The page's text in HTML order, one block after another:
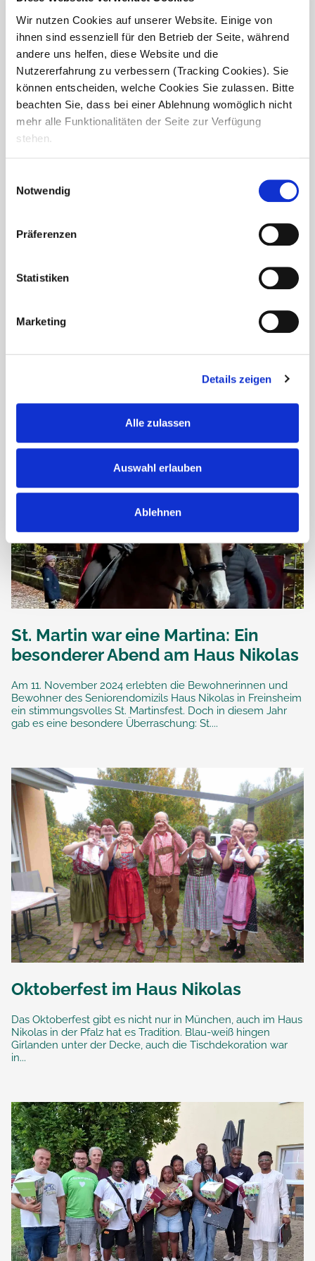
Wir nutzen Cookies auf unserer Website. Einige von
ihnen sind essenziell für den Betrieb der Seite, während
andere uns helfen, diese Website und die
Nutzererfahrung zu verbessern (Tracking Cookies). Sie
können entscheiden, welche Cookies Sie zulassen. Bitte
beachten Sie, dass bei einer Ablehnung womöglich nicht
mehr alle Funktionalitäten der Seite zur Verfügung
stehen.
Notwendig
Präferenzen
Statistiken
Marketing
Details zeigen
Alle zulassen
Auswahl erlauben
Ablehnen
Gemeinschaft und
Am Samstag, den 7. Dezember, wurde das Adventscafé der
Haus Nikolas gefeiert. Die Veranstaltung war ein voller
St. Martin war eine Martina: Ein
besonderer Abend am Haus Nikolas
Am 11. November 2024 erlebten die Bewohnerinnen und
Bewohner des Seniorendomizils Haus Nikolas in Freinsheim
ein stimmungsvolles St. Martinsfest. Doch in diesem Jahr
gab es eine besondere Überraschung: St....
Oktoberfest im Haus Nikolas
Das Oktoberfest gibt es nicht nur in München, auch im Haus
Nikolas in der Pfalz hat es Tradition. Blau-weiß hingen
Girlanden unter der Decke, auch die Tischdekoration war
in...